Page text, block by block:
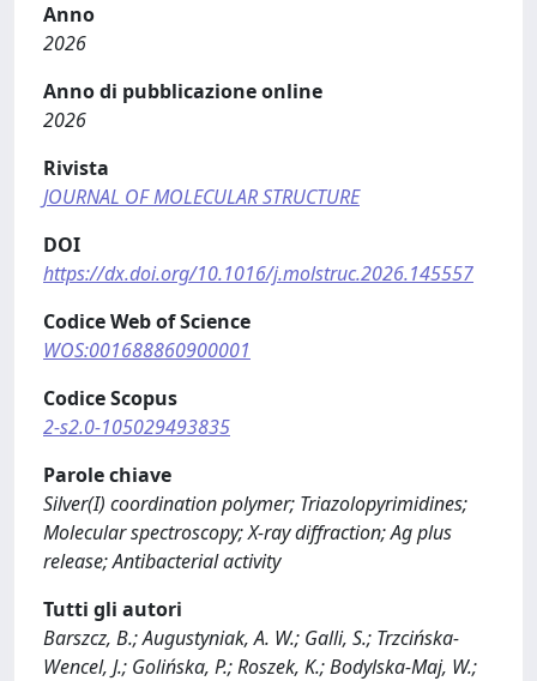
Anno
2026
Anno di pubblicazione online
2026
Rivista
JOURNAL OF MOLECULAR STRUCTURE
DOI
https://dx.doi.org/10.1016/j.molstruc.2026.145557
Codice Web of Science
WOS:001688860900001
Codice Scopus
2-s2.0-105029493835
Parole chiave
Silver(I) coordination polymer; Triazolopyrimidines;
Molecular spectroscopy; X-ray diffraction; Ag plus
release; Antibacterial activity
Tutti gli autori
Barszcz, B.; Augustyniak, A. W.; Galli, S.; Trzcińska-
Wencel, J.; Golińska, P.; Roszek, K.; Bodylska-Maj, W.;